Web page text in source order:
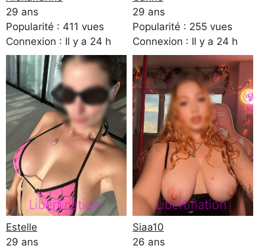
29 ans
Popularité : 411 vues
Connexion : Il y a 24 h
29 ans
Popularité : 255 vues
Connexion : Il y a 24 h
Estelle
29 ans
Siaa10
26 ans